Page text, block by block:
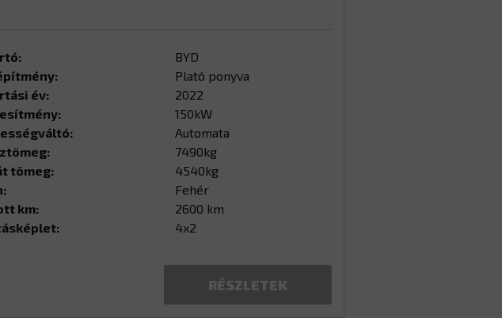
BYD
Plató ponyva
év:
2022
150kW
Automata
7490kg
tömeg:
4540kg
Fehér
km:
2600 km
4x2
RÉSZLETEK